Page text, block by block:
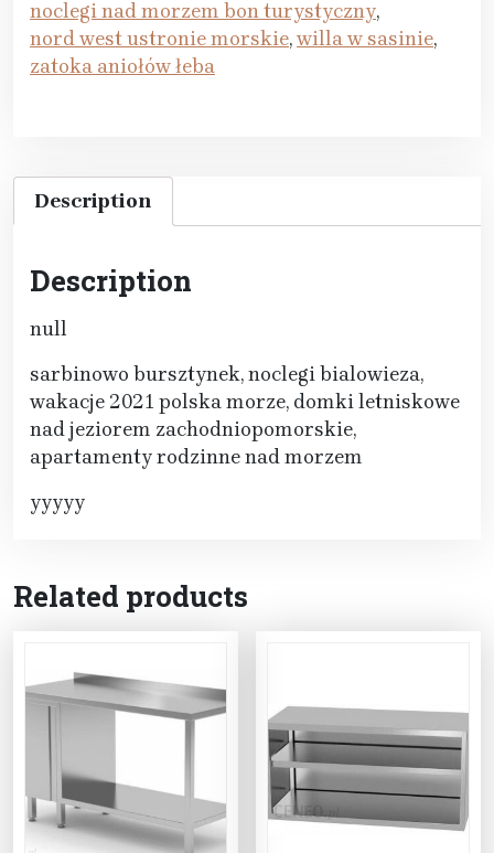
noclegi nad morzem bon turystyczny,
nord west ustronie morskie,willa w sasinie,
zatoka aniołów łeba
Description
Description
null
sarbinowo bursztynek, noclegi bialowieza,
wakacje 2021 polska morze, domki letniskowe
nad jeziorem zachodniopomorskie,
apartamenty rodzinne nad morzem
yyyyy
Related products